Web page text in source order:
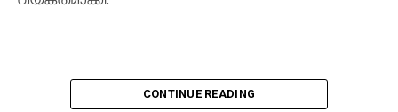
CONTINUE READING